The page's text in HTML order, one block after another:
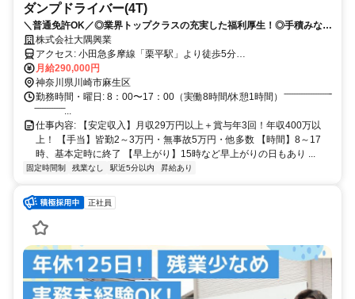
ダンプドライバー(4T)
＼普通免許OK／◎業界トップクラスの充実した福利厚生！◎手積みなど
重労働なし◎残業少なめ◎定着率抜群！社内の雰囲気も自信あり！◎年
収400万以上！
株式会社大隅興業
アクセス: 小田急多摩線「栗平駅」より徒歩5分
..........................................
月給290,000円
神奈川県川崎市麻生区
勤務時間・曜日: 8：00〜17：00（実働8時間/休憩1時間） ̄ ̄ ̄ ̄ ̄ ̄ ̄ ̄ ̄ ̄ ̄ ̄ ̄ ̄ ̄ ̄ ̄ ̄ ̄ ̄̄
̄ ̄ ̄ ̄ ̄ ̄ ̄ ̄ ̄ ̄ ̄ ̄ ̄...
仕事内容: 【安定収入】月収29万円以上＋賞与年3回！年収400万以
上！ 【手当】皆勤2～3万円・無事故5万円・他多数 【時間】8～17
時、基本定時に終了 【早上がり】15時など早上がりの日もあり ...
固定時間制 残業なし 駅近5分以内 昇給あり
正社員